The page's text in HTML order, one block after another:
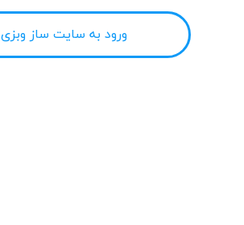
ورود به سایت ساز وبزی